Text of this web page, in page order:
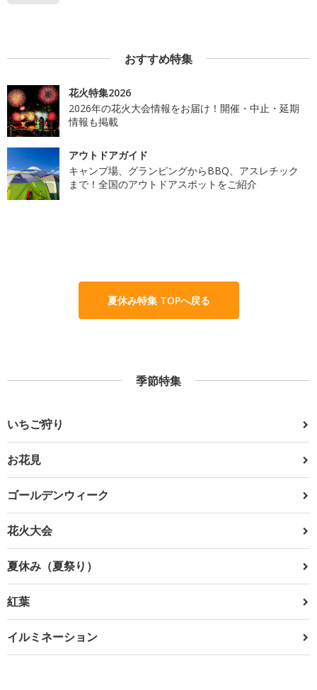
おすすめ特集
花火特集2026
2026年の花火大会情報をお届け！開催・中止・延期
情報も掲載
アウトドアガイド
キャンプ場、グランピングからBBQ、アスレチック
まで！全国のアウトドアスポットをご紹介
夏休み特集 TOPへ戻る
季節特集
いちご狩り
お花見
ゴールデンウィーク
花火大会
夏休み（夏祭り）
紅葉
イルミネーション